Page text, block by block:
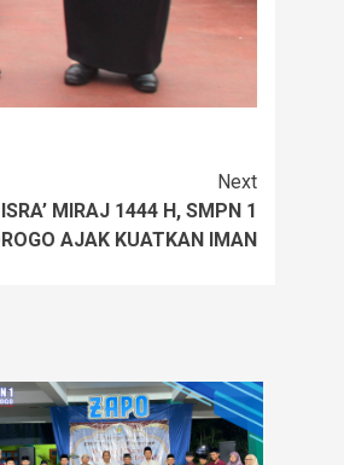
Next
MIRAJ 1444 H, SMPN 1
AJAK KUATKAN IMAN